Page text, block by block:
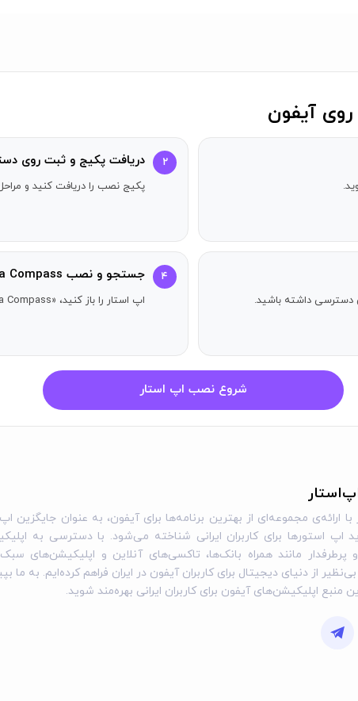
۲ دریافت پکیج و ثبت روی
پکیج نصب را دریافت کنید و
دسترسی داشته باشید.
۴ جستجو و نصب iSalam: Qibla Compass
اپ استار را باز کنید، «iSalam: Qibla Compass» را جستجو کنید و دکمه دریافت را بزنید.
شروع نصب اپ استار
با ارائه‌ی مجموعه‌ای از بهترین برنامه‌ها برای آیفون، به عنوان جایگزین
اپ استورها برای کاربران ایرانی شناخته می‌شود. با دسترسی به
مانند همراه بانک‌ها، تاکسی‌های آنلاین و اپلیکیشن‌های
از دنیای دیجیتال برای کاربران آیفون در ایران فراهم کرده‌ایم. به ما
منبع اپلیکیشن‌های آیفون برای کاربران ایرانی بهره‌مند شوید.